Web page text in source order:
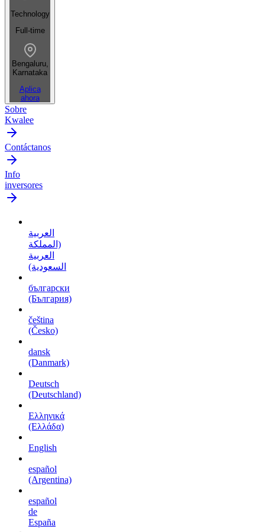
Technology
Full-time
Bengaluru,
Karnataka
Aplica
ahora
Sobre
Kwalee
Contáctanos
Info
inversores
العربية
(المملكة
العربية
السعودية)
български
(България)
čeština
(Česko)
dansk
(Danmark)
Deutsch
(Deutschland)
Ελληνικά
(Ελλάδα)
English
español
(Argentina)
español
de
España